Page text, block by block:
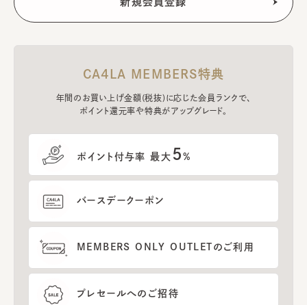
CA4LA MEMBERS特典
年間のお買い上げ金額(税抜)に応じた会員ランクで、
ポイント還元率や特典がアップグレード。
ポイント付与率 最大 5%
バースデークーポン
MEMBERS ONLY OUTLETのご利用
プレセールへのご招待